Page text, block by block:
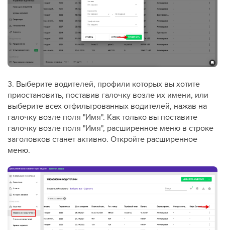
3. Выберите водителей, профили которых вы хотите
приостановить, поставив галочку возле их имени, или
выберите всех отфильтрованных водителей, нажав на
галочку возле поля "Имя". Как только вы поставите
галочку возле поля "Имя", расширенное меню в строке
заголовков станет активно. Откройте расширенное
меню.